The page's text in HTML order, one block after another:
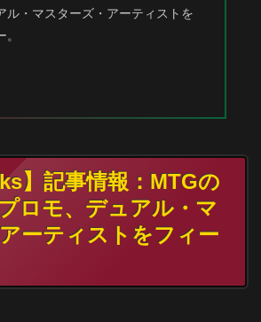
ル・マスターズ・アーティストを
】記事情報：MTGの
ロモ、デュアル・マ
ーティストをフィー